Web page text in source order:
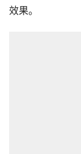
效果。